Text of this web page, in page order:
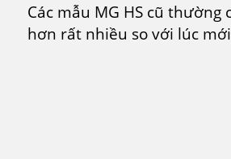
Các mẫu MG HS cũ
hơn rất nhiều so với lúc